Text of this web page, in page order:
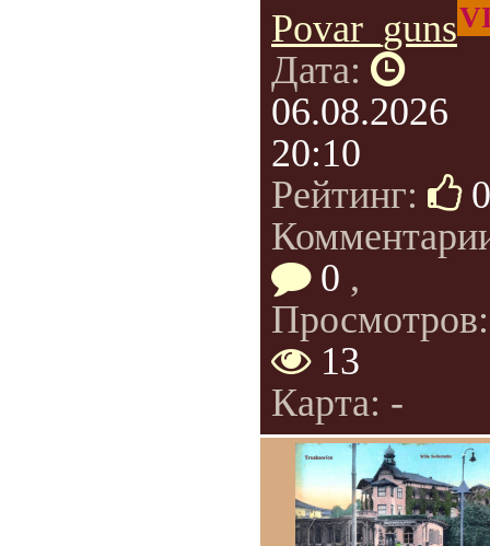
Povar_guns
Дата:
06.08.2026
20:10
Рейтинг:
0
0 ,
Просмотров:
13
Карта: -